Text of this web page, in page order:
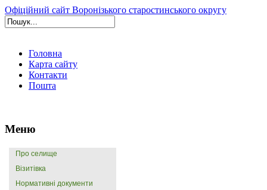
Офіційний сайт Воронізького старостинського округу
Головна
Карта сайту
Контакти
Пошта
Меню
Про селище
Візитівка
Нормативні документи